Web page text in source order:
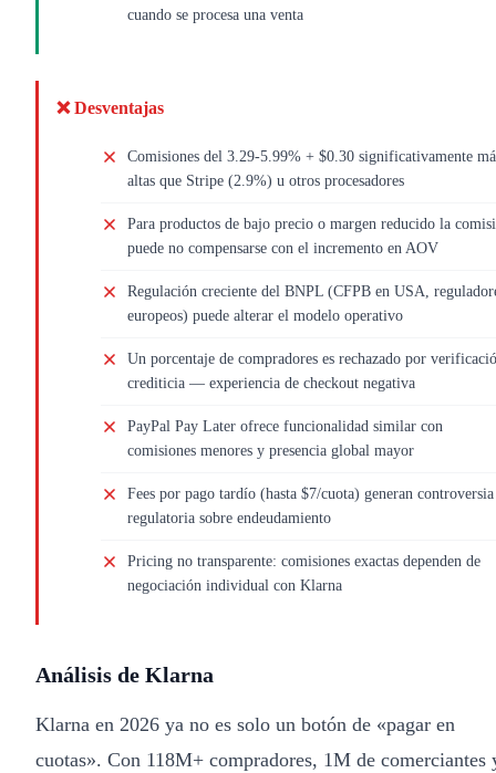
cuando se procesa una venta
❌ Desventajas
Comisiones del 3.29-5.99% + $0.30 significativamente
altas que Stripe (2.9%) u otros procesadores
Para productos de bajo precio o margen reducido la
puede no compensarse con el incremento en AOV
Regulación creciente del BNPL (CFPB en USA,
europeos) puede alterar el modelo operativo
Un porcentaje de compradores es rechazado por
crediticia — experiencia de checkout negativa
PayPal Pay Later ofrece funcionalidad similar con
comisiones menores y presencia global mayor
Fees por pago tardío (hasta $7/cuota) generan controversia
regulatoria sobre endeudamiento
Pricing no transparente: comisiones exactas dependen de
negociación individual con Klarna
Análisis de Klarna
Klarna en 2026 ya no es solo un botón de «pagar en
cuotas». Con 118M+ compradores, 1M de comerciantes